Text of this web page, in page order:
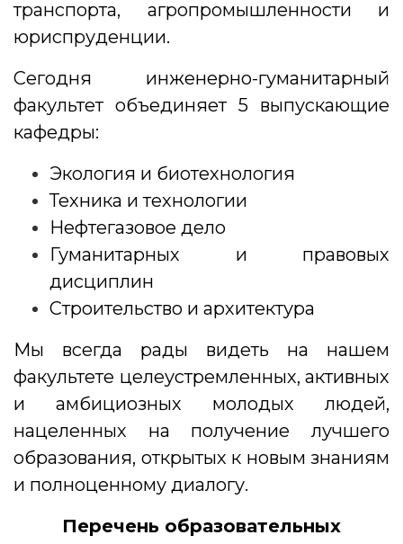
транспорта, агропромышленности и
юриспруденции.
Сегодня инженерно-гуманитарный
факультет объединяет 5 выпускающие
кафедры:
Экология и биотехнология
Техника и технологии
Нефтегазовое дело
Гуманитарных и правовых
дисциплин
Строительство и архитектура
Мы всегда рады видеть на нашем
факультете целеустремленных, активных
и амбициозных молодых людей,
нацеленных на получение лучшего
образования, открытых к новым знаниям
и полноценному диалогу.
Перечень образовательных